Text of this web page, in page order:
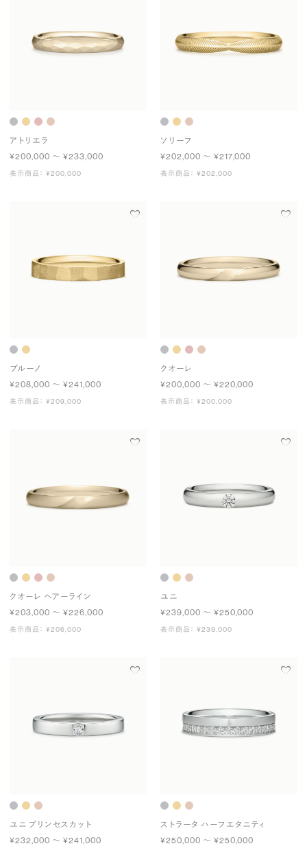
アトリエラ
¥200,000 〜 ¥233,000
表示商品： ¥200,000
ソリーフ
¥202,000 〜 ¥217,000
表示商品： ¥202,000
ブルーノ
¥208,000 〜 ¥241,000
表示商品： ¥209,000
クオーレ
¥200,000 〜 ¥220,000
表示商品： ¥200,000
クオーレ ヘアーライン
¥203,000 〜 ¥226,000
表示商品： ¥206,000
ユニ
¥239,000 〜 ¥250,000
表示商品： ¥239,000
ユニ プリンセスカット
¥232,000 〜 ¥241,000
ストラータ ハーフエタニティ
¥250,000 〜 ¥250,000